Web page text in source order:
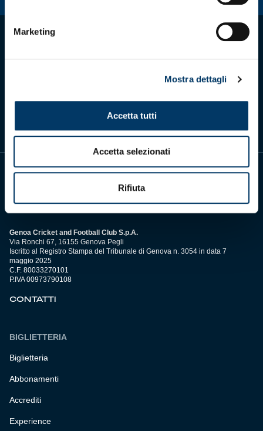
Marketing
Mostra dettagli
Accetta tutti
Accetta selezionati
Rifiuta
Genoa Cricket and Football Club S.p.A.
Via Ronchi 67, 16155 Genova Pegli
Iscritto al Registro Stampa del Tribunale di Genova n. 3054 in data 7
maggio 2025
C.F. 80033270101
P.IVA 00973790108
CONTATTI
BIGLIETTERIA
Biglietteria
Abbonamenti
Accrediti
Experience